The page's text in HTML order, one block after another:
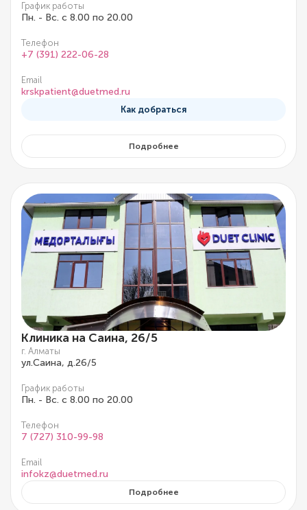
График работы
Пн. - Вс. с 8.00 по 20.00
Телефон
+7 (391) 222-06-28
Email
krskpatient@duetmed.ru
Как добраться
Подробнее
Клиника на Саина, 26/5
г. Алматы
ул.Саина, д.26/5
График работы
Пн. - Вс. с 8.00 по 20.00
Телефон
7 (727) 310-99-98
Email
infokz@duetmed.ru
Подробнее